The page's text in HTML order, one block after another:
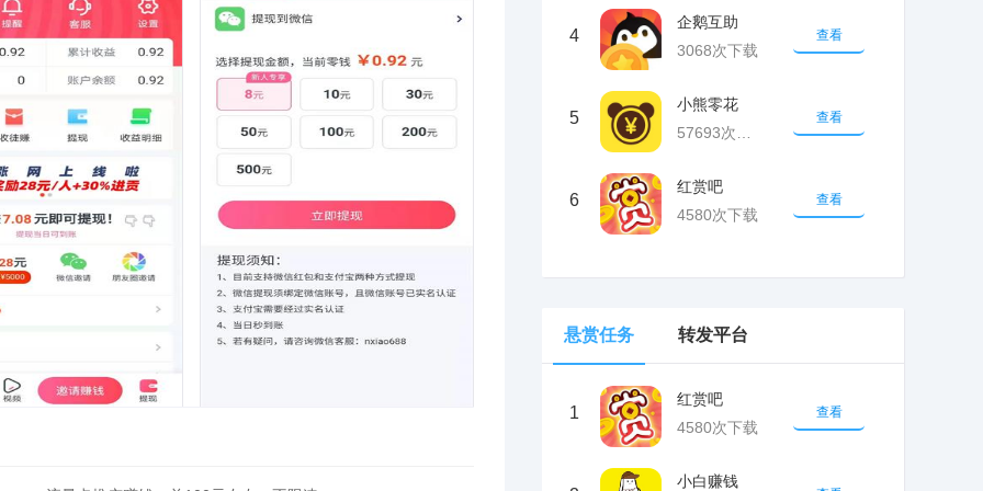
4
企鹅互助
3068次下载
查看
5
小熊零花
查看
6
红赏吧
4580次下载
查看
悬赏任务 转发平台
1
红赏吧
4580次下载
查看
小白赚钱